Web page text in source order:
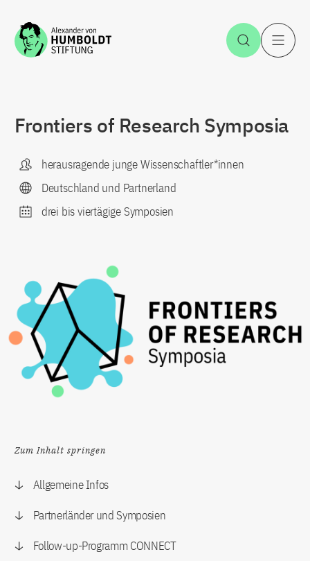
Zum Inhalt springen Suche
Frontiers of Research Symposia
herausragende junge Wissenschaftler*innen
Deutschland und Partnerland
drei bis viertägige Symposien
Zum Inhalt springen
Allgemeine Infos
Partnerländer und Symposien
Follow-up-Programm CONNECT